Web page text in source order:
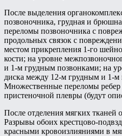
После выделения
позвоночника, грудная и
переломы позвоночника с
продольных связок с
местом прикрепления 1-го
кости; на уровне
и 1-м грудным позвонками; на
диска между 12-м грудным и 1-
Множественные переломы
пристеночной плевры (будут
После отделения мягких тканей
Разрывы обоих крестцово-
красными кровоизлияниями в